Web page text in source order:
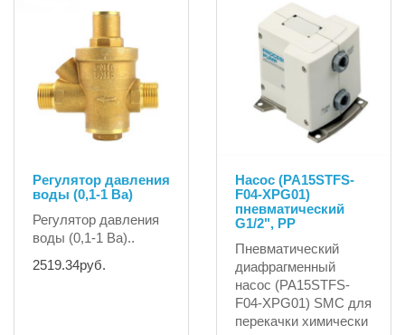
Регулятор давления
воды (0,1-1 Ba)
Регулятор давления
воды (0,1-1 Ba)..
2519.34руб.
Насос (PA15STFS-
F04-XPG01)
пневматический
G1/2", PP
Пневматический
диафрагменный
насос (PA15STFS-
F04-XPG01) SMC для
перекачки химически